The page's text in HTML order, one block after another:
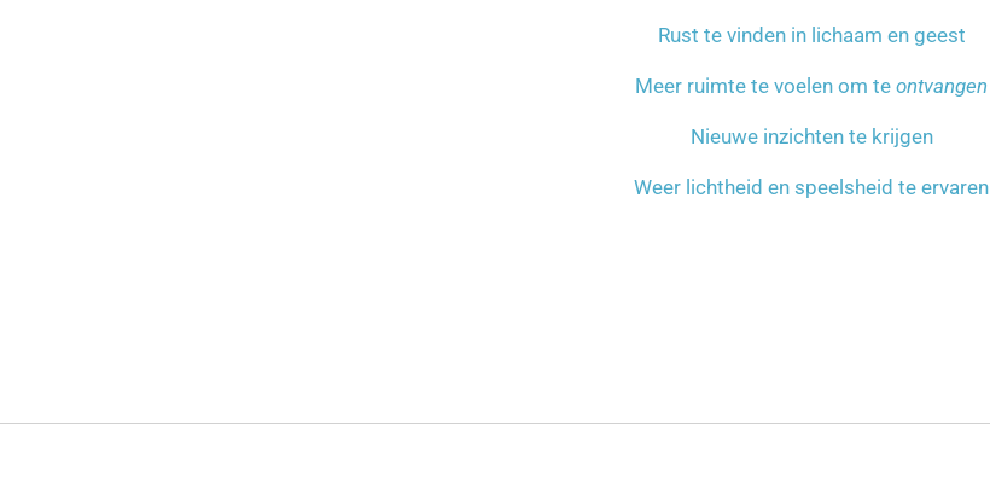
Rust te vinden in lichaam en geest
Meer ruimte te voelen om te ontvangen
Nieuwe inzichten te krijgen
Weer lichtheid en speelsheid te ervaren